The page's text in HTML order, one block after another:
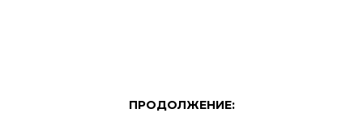
ПРОДОЛЖЕНИЕ: